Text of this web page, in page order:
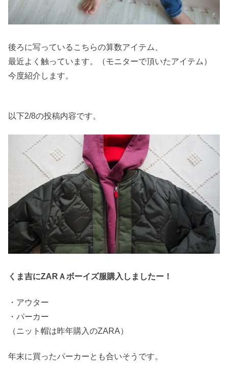
後ろに写っているこちらの算数アイテム、
最近よく触っています。（モニターで頂いたアイテム）
今度紹介します。
以下2/8の投稿内容です。
くま吉にZARＡボーイズ服購入しましたー！
・アウター
・パーカー
（ニット帽は昨年購入のZARA）
年末に買ったパーカーとも合いそうです。